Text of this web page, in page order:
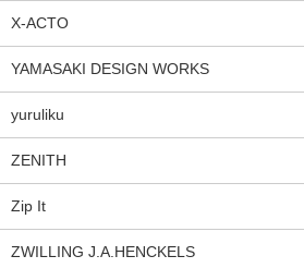
X-ACTO
YAMASAKI DESIGN WORKS
yuruliku
ZENITH
Zip It
ZWILLING J.A.HENCKELS